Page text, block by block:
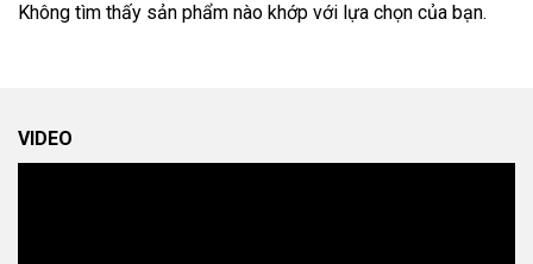
Không tìm thấy sản phẩm nào khớp với lựa chọn của bạn.
VIDEO